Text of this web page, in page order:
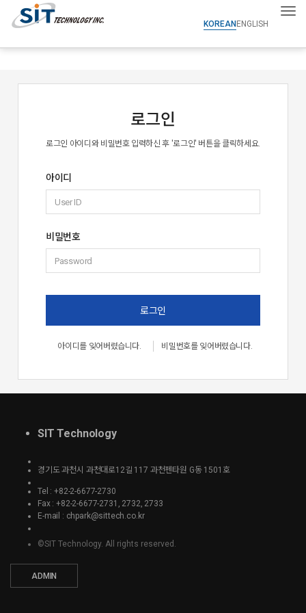
KOREAN ENGLISH
로그인
로그인 아이디와 비밀번호 입력하신 후 '로그인' 버튼을 클릭하세요.
아이디
비밀번호
로그인
아이디를 잊어버렸습니다. 비밀번호를 잊어버렸습니다.
SIT Technology
경기도 과천시 과천대로12길 117 과천펜타원 G동 1501호
Tel : +82-2-6677-2730
Fax : +82-2-6677-2731, 2732, 2733
E-mail : chpark@sittech.co.kr
©SIT Technology. All rights reserved.
ADMIN